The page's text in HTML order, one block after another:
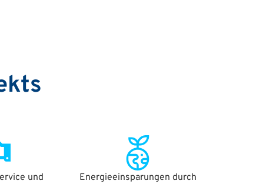
und
Energieeinsparungen durch